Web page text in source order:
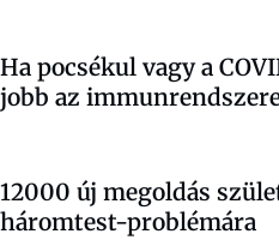
Ha pocsékul vagy a
jobb az
12000 új megoldás
háromtest-problémára